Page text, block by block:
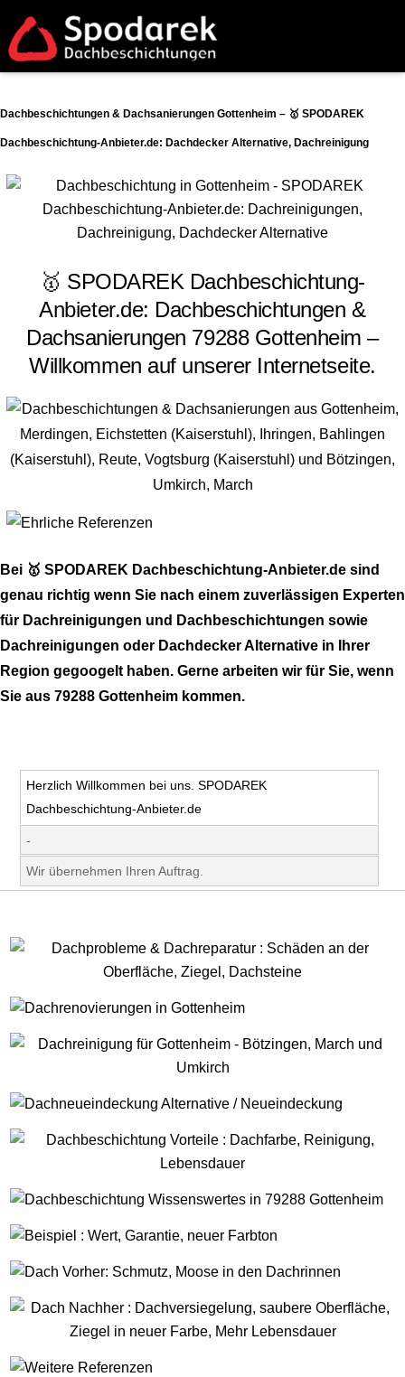
Dachbeschichtungen & Dachsanierungen Gottenheim – 🥇 SPODAREK
Dachbeschichtung-Anbieter.de: Dachdecker Alternative, Dachreinigung
🥇 SPODAREK Dachbeschichtung-
Anbieter.de: Dachbeschichtungen &
Dachsanierungen 79288 Gottenheim –
Willkommen auf unserer Internetseite.
Bei 🥇 SPODAREK Dachbeschichtung-Anbieter.de sind
genau richtig wenn Sie nach einem zuverlässigen Experten
für Dachreinigungen und Dachbeschichtungen sowie
Dachreinigungen oder Dachdecker Alternative in Ihrer
Region gegoogelt haben. Gerne arbeiten wir für Sie, wenn
Sie aus 79288 Gottenheim kommen.
Herzlich Willkommen bei uns. SPODAREK
Dachbeschichtung-Anbieter.de
-
Wir übernehmen Ihren Auftrag.